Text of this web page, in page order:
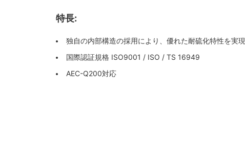
特長:
独自の内部構造の採用により、優れた耐硫化特性を実現
国際認証規格 ISO9001 / ISO / TS 16949
AEC-Q200対応